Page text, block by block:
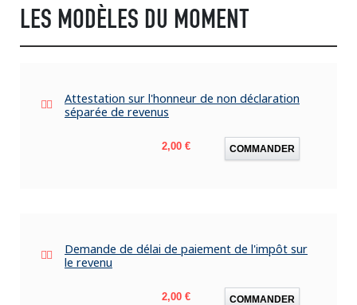
LES MODÈLES DU MOMENT
Attestation sur l'honneur de non déclaration
séparée de revenus
Prix
2,00 € COMMANDER
Demande de délai de paiement de l'impôt sur
le revenu
Prix
2,00 € COMMANDER